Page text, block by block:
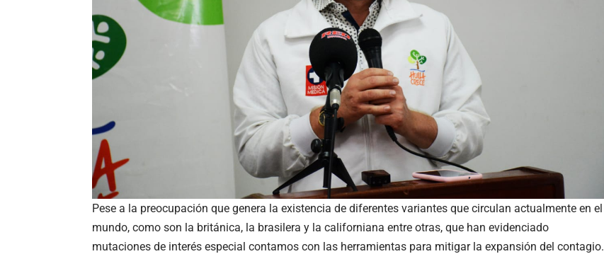
Pese a la preocupación que genera la existencia de diferentes variantes que circulan actualmente en el
mundo, como son la británica, la brasilera y la californiana entre otras, que han evidenciado
mutaciones de interés especial contamos con las herramientas para mitigar la expansión del contagio.